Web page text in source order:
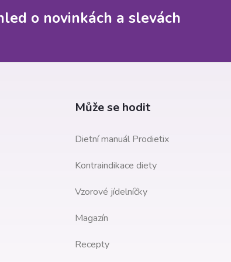
á
í
o novinkách a slevách
Může se hodit
Dietní manuál Prodietix
Kontraindikace diety
Vzorové jídelníčky
Magazín
Recepty